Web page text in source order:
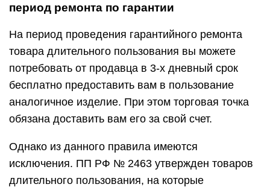
период ремонта по гарантии
На период проведения гарантийного ремонта
товара длительного пользования вы можете
потребовать от продавца в 3-х дневный срок
бесплатно предоставить вам в пользование
аналогичное изделие. При этом торговая точка
обязана доставить вам его за свой счет.
Однако из данного правила имеются
исключения. ПП РФ № 2463 утвержден товаров
длительного пользования, на которые